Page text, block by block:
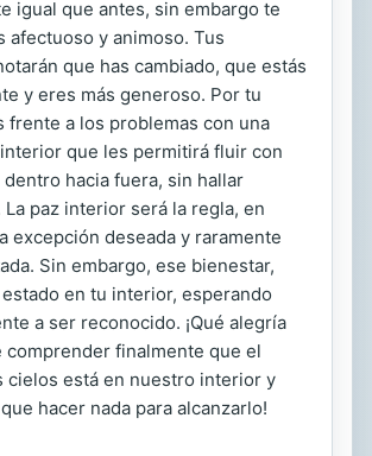
igual que antes, sin embargo te
afectuoso y animoso. Tus
que has cambiado, que estás
y eres más generoso. Por tu
frente a los problemas con una
que les permitirá fluir con
hacia fuera, sin hallar
paz interior será la regla, en
excepción deseada y raramente
Sin embargo, ese bienestar,
en tu interior, esperando
a ser reconocido. ¡Qué alegría
comprender finalmente que el
cielos está en nuestro interior y
hacer nada para alcanzarlo!